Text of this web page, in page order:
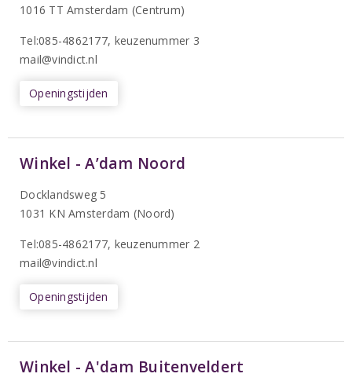
1016 TT Amsterdam (Centrum)
Tel:085-4862177, keuzenummer 3
mail@vindict.nl
Openingstijden
Winkel - A’dam Noord
Docklandsweg 5
1031 KN Amsterdam (Noord)
Tel:085-4862177, keuzenummer 2
mail@vindict.nl
Openingstijden
Winkel - A'dam Buitenveldert